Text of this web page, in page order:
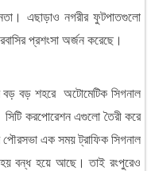
এছাড়াও নগরীর ফুটপাতগুলো
প্রশংসা অর্জন করেছে।
বড় বড় শহরে অটোমেটিক সিগনাল
সিটি করপোরেশন এগুলো তৈরী করে
পৌরসভা এক সময় ট্রাফিক সিগনাল
হয় বন্ধ হয়ে আছে। তাই রংপুরেও